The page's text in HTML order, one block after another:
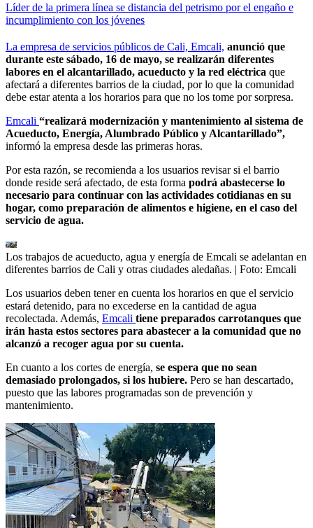
Líder de la primera línea se distancia del petrismo por el engaño e
incumplimiento con los jóvenes
La empresa de servicios públicos de Cali, Emcali, anunció que
durante este sábado, 16 de mayo, se realizarán diferentes
labores en el alcantarillado, acueducto y la red eléctrica que
afectará a diferentes barrios de la ciudad, por lo que la comunidad
debe estar atenta a los horarios para que no los tome por sorpresa.
Emcali “realizará modernización y mantenimiento al sistema de
Acueducto, Energía, Alumbrado Público y Alcantarillado”,
informó la empresa desde las primeras horas.
Por esta razón, se recomienda a los usuarios revisar si el barrio
donde reside será afectado, de esta forma podrá abastecerse lo
necesario para continuar con las actividades cotidianas en su
hogar, como preparación de alimentos e higiene, en el caso del
servicio de agua.
Los trabajos de acueducto, agua y energía de Emcali se adelantan en
diferentes barrios de Cali y otras ciudades aledañas. | Foto: Emcali
Los usuarios deben tener en cuenta los horarios en que el servicio
estará detenido, para no excederse en la cantidad de agua
recolectada. Además, Emcali tiene preparados carrotanques que
irán hasta estos sectores para abastecer a la comunidad que no
alcanzó a recoger agua por su cuenta.
En cuanto a los cortes de energía, se espera que no sean
demasiado prolongados, si los hubiere. Pero se han descartado,
puesto que las labores programadas son de prevención y
mantenimiento.